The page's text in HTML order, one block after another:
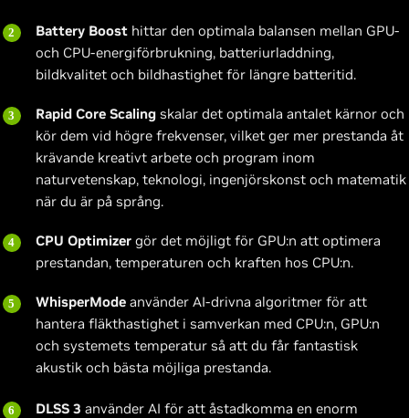
Battery Boost hittar den optimala balansen mellan GPU-
och CPU-energiförbrukning, batteriurladdning,
bildkvalitet och bildhastighet för längre batteritid.
Rapid Core Scaling skalar det optimala antalet kärnor och
kör dem vid högre frekvenser, vilket ger mer prestanda åt
krävande kreativt arbete och program inom
naturvetenskap, teknologi, ingenjörskonst och matematik
när du är på språng.
CPU Optimizer gör det möjligt för GPU:n att optimera
prestandan, temperaturen och kraften hos CPU:n.
WhisperMode använder AI-drivna algoritmer för att
hantera fläkthastighet i samverkan med CPU:n, GPU:n
och systemets temperatur så att du får fantastisk
akustik och bästa möjliga prestanda.
DLSS 3 använder AI för att åstadkomma en enorm